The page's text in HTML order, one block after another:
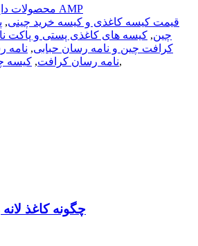
محصولات موبایل AMP
قیمت کیسه کاغذی و کیسه خرید چینی,
چین, کیسه های کاغذی پستی و پاکت
کرافت چین و نامه رسان حبابی, نامه
نامه رسان کرافت, کیسه ,
چگونه کاغذ